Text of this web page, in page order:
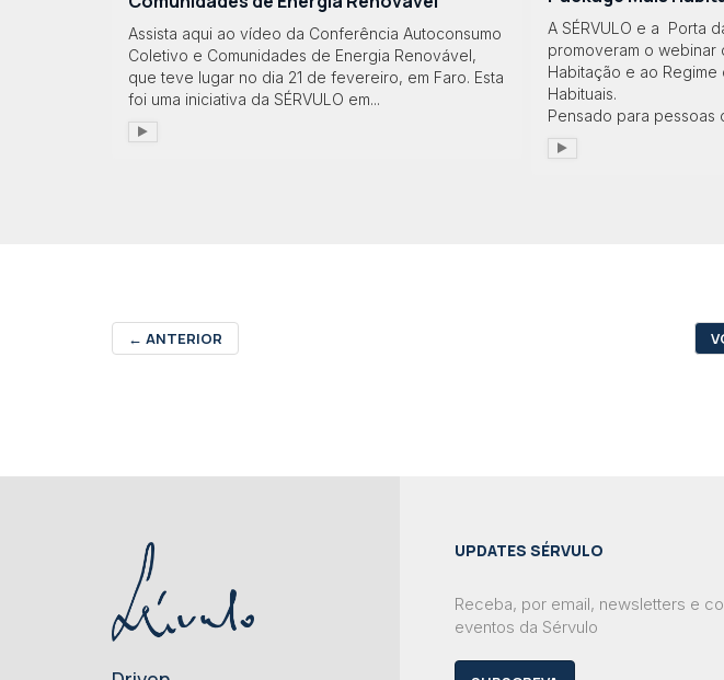
Assista aqui ao vídeo da Conferência Autoconsumo
Coletivo e Comunidades de Energia Renovável,
que teve lugar no dia 21 de fevereiro, em Faro. Esta
foi uma iniciativa da SÉRVULO em...
A SÉRVULO e a Porta
promoveram o webinar
Habitação e ao Regime
Habituais.
Pensado para pessoas
← ANTERIOR
UPDATES SÉRVULO
Receba, por email, newsletters e
eventos da Sérvulo